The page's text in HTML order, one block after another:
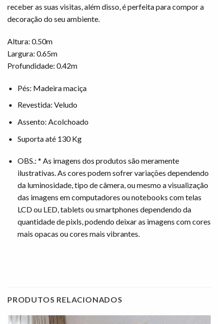
receber as suas visitas, além disso, é perfeita para compor a
decoração do seu ambiente.
Altura: 0.50m
Largura: 0.65m
Profundidade: 0.42m
Pés: Madeira maciça
Revestida: Veludo
Assento: Acolchoado
Suporta até 130 Kg
OBS.: * As imagens dos produtos são meramente
ilustrativas. As cores podem sofrer variações dependendo
da luminosidade, tipo de câmera, ou mesmo a visualização
das imagens em computadores ou notebooks com telas
LCD ou LED, tablets ou smartphones dependendo da
quantidade de pixls, podendo deixar as imagens com cores
mais opacas ou cores mais vibrantes.
PRODUTOS RELACIONADOS